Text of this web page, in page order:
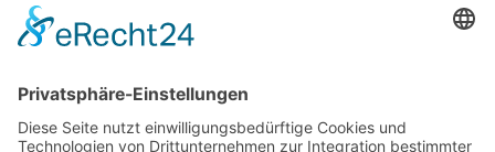
Logistik
Dokumente